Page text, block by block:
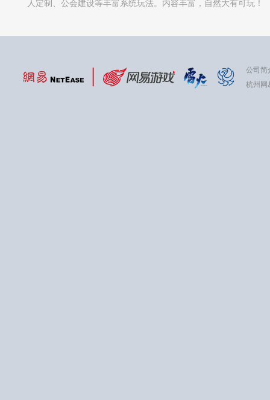
人定制、公会建设等丰富系统玩法。内容丰富，自然大有可玩！
公司简
杭州